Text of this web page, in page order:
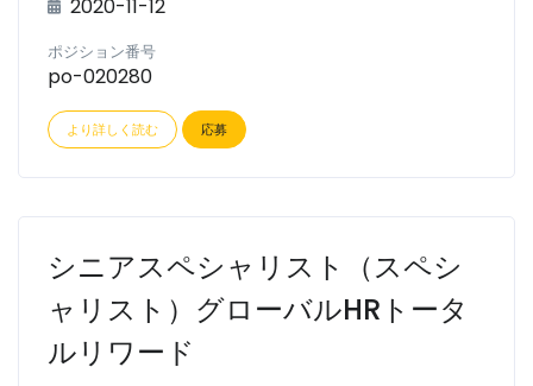
2020-11-12
ポジション番号
po-020280
より詳しく読む 応募
シニアスペシャリスト（スペシ
ャリスト）グローバルHRトータ
ルリワード